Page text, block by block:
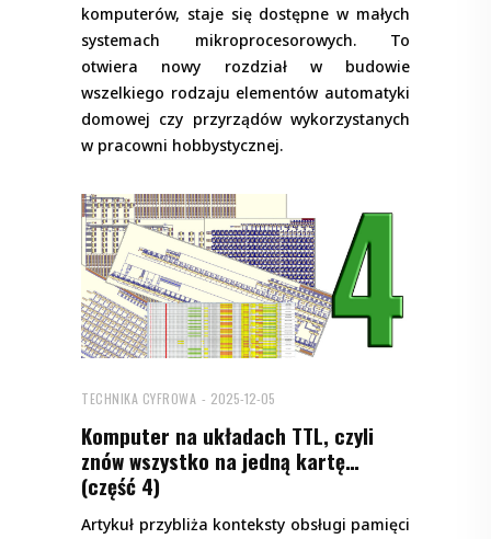
komputerów, staje się dostępne w małych
systemach mikroprocesorowych. To
otwiera nowy rozdział w budowie
wszelkiego rodzaju elementów automatyki
domowej czy przyrządów wykorzystanych
w pracowni hobbystycznej.
TECHNIKA CYFROWA 2025-12-05
Komputer na układach TTL, czyli
znów wszystko na jedną kartę…
(część 4)
Artykuł przybliża konteksty obsługi pamięci